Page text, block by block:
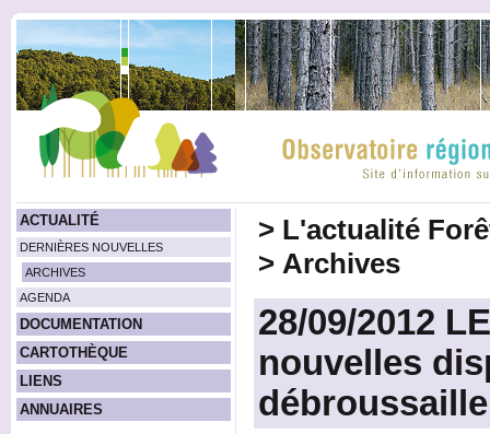
ACTUALITÉ
DERNIÈRES NOUVELLES
ARCHIVES
AGENDA
DOCUMENTATION
CARTOTHÈQUE
LIENS
ANNUAIRES
> L'actualité
> Archives
28/09/2012
nouvelles